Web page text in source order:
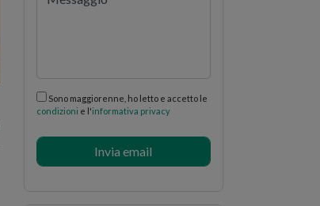
Sono maggiorenne, ho letto e accetto le
condizioni e l'informativa privacy